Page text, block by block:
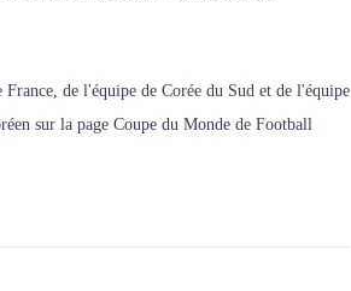
de l'équipe de Corée du Sud et de l'équipe
sur la page Coupe du Monde de Football